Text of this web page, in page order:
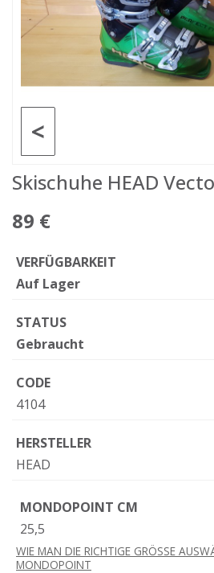
<
Skischuhe HEAD
89 €
VERFÜGBARKEIT
Auf Lager
STATUS
Gebraucht
CODE
4104
HERSTELLER
HEAD
MONDOPOINT CM
25,5
WIE MAN DIE RICHTIGE GRÖSSE
MONDOPOINT